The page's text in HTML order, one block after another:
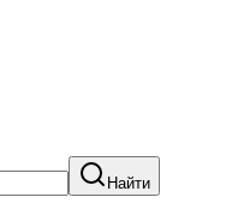
Найти